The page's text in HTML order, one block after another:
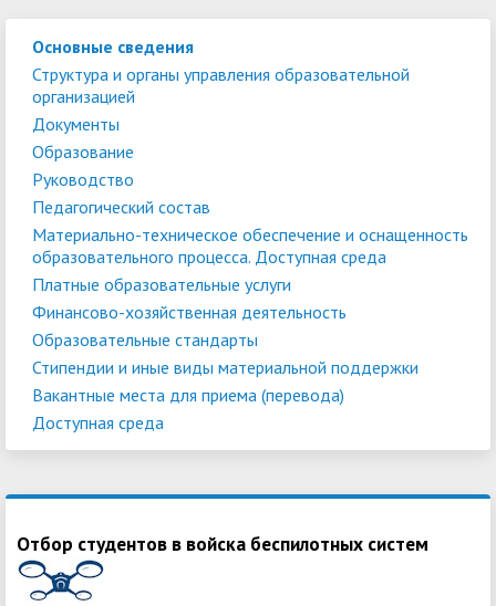
Основные сведения
Структура и органы управления образовательной
организацией
Документы
Образование
Руководство
Педагогический состав
Материально-техническое обеспечение и оснащенность
образовательного процесса. Доступная среда
Платные образовательные услуги
Финансово-хозяйственная деятельность
Образовательные стандарты
Стипендии и иные виды материальной поддержки
Вакантные места для приема (перевода)
Доступная среда
Отбор студентов в войска беспилотных систем